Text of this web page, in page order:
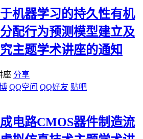
机器学习的持久性有机
配行为预测模型建立及
主题学术讲座的通知
座 分享
QQ空间 QQ好友 贴吧
电路CMOS器件制造流